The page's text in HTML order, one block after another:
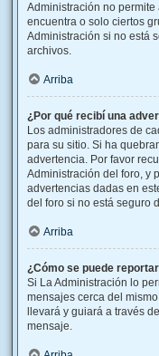
Administración no
encuentra o solo ciertos
Administración si no está
archivos.
Arriba
¿Por qué recibí una
Los administradores de
para su sitio. Si ha
advertencia. Por favor
Administración del foro, y
advertencias dadas en
del foro si no está seguro
Arriba
¿Cómo se puede
Si La Administración lo
mensajes cerca del
llevará y guiará a través
mensaje.